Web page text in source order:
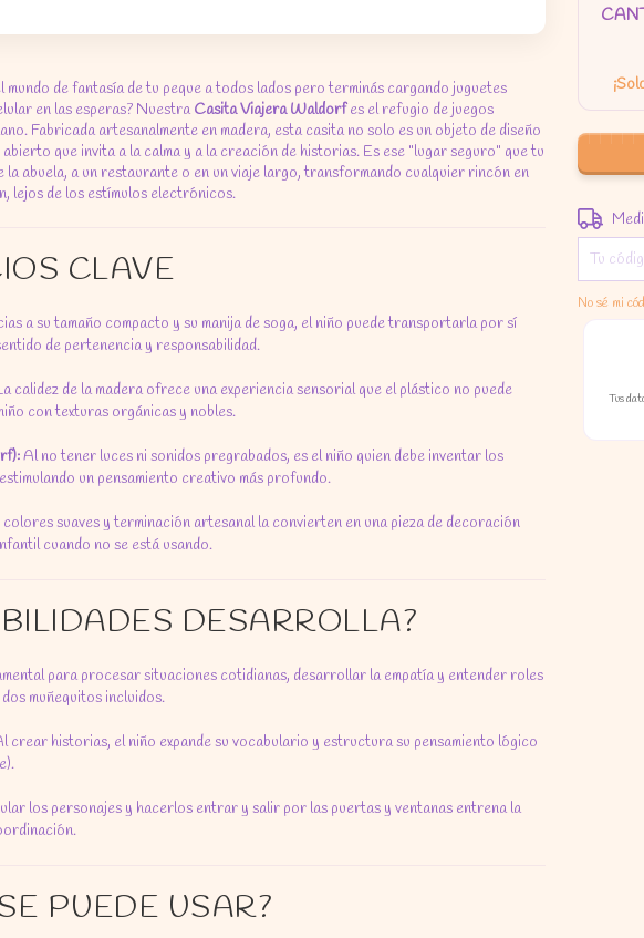
mundo de fantasía de tu peque a todos lados pero terminás cargando juguetes
en las esperas? Nuestra Casita Viajera Waldorfes el refugio de juegos
Fabricada artesanalmente en madera, esta casita no solo es un objeto de diseño
que invita a la calma y a la creación de historias. Es ese "lugar seguro" que tu
la abuela, a un restaurante o en un viaje largo, transformando cualquier rincón en
lejos de los estímulos electrónicos.
CLAVE
a su tamaño compacto y su manija de soga, el niño puede transportarla por sí
de pertenencia y responsabilidad.
calidez de la madera ofrece una experiencia sensorial que el plástico no puede
con texturas orgánicas y nobles.
Al no tener luces ni sonidos pregrabados, es el niño quien debe inventar los
un pensamiento creativo más profundo.
colores suaves y terminación artesanal la convierten en una pieza de decoración
cuando no se está usando.
DESARROLLA?
para procesar situaciones cotidianas, desarrollar la empatía y entender roles
muñequitos incluidos.
crear historias, el niño expande su vocabulario y estructura su pensamiento lógico
los personajes y hacerlos entrar y salir por las puertas y ventanas entrena la
PUEDE USAR?
Entregas
No sé mi
Tus